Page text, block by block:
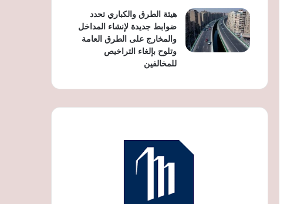
هيئة الطرق والكباري تحدد
ضوابط جديدة لإنشاء المداخل
والمخارج على الطرق العامة
وتلوح بإلغاء التراخيص
للمخالفين